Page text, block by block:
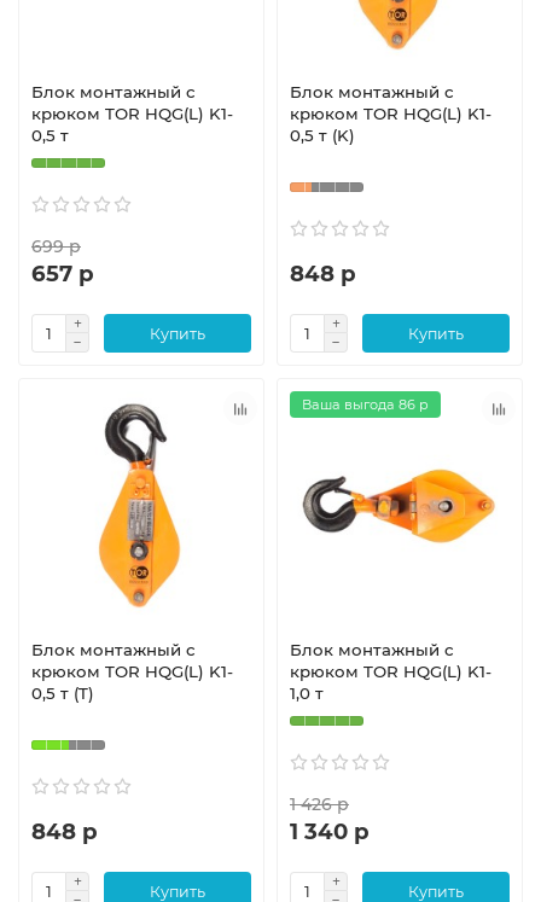
Блок монтажный с
крюком TOR HQG(L) K1-
0,5 т
699 р
657 р
Купить
Блок монтажный с
крюком TOR HQG(L) K1-
0,5 т (K)
848 р
Купить
Блок монтажный с
крюком TOR HQG(L) K1-
0,5 т (T)
848 р
Купить
Ваша выгода 86 р
Блок монтажный с
крюком TOR HQG(L) K1-
1,0 т
1 426 р
1 340 р
Купить